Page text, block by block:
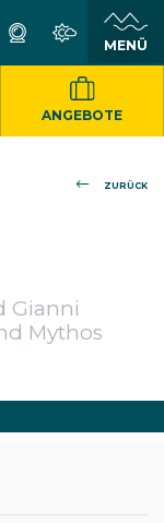
ANGEBOTE
ZURÜCK
Gianni
Mythos